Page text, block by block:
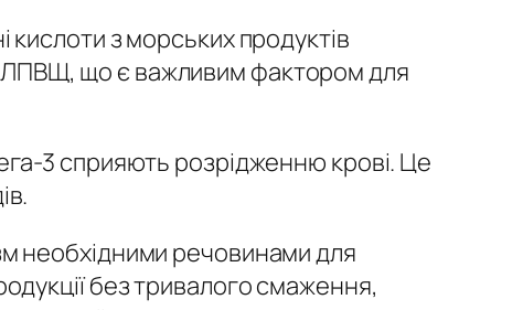
з морських продуктів
що є важливим фактором для
3 сприяють розрідженню крові. Це
необхідними речовинами для
без тривалого смаження,